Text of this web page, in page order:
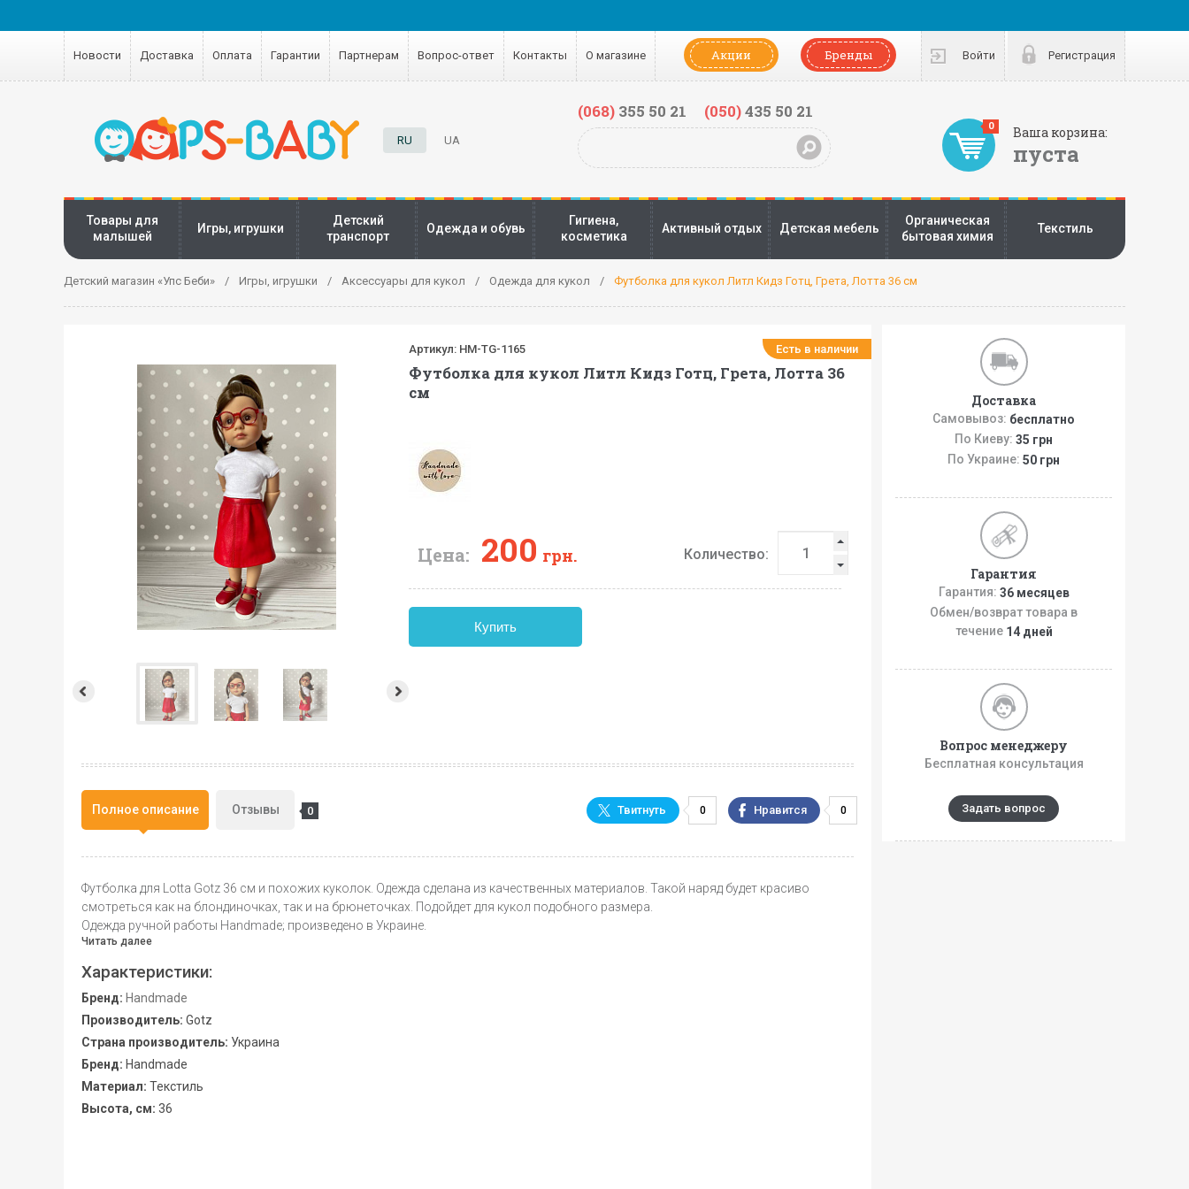
Войти Регистрация
Новости Доставка Оплата Гарантии Партнерам Вопрос-ответ Контакты О магазине Акции Бренды
Ваша корзина:
пуста
0
RU UA
(068)355 50 21 (050)435 50 21
Товары для
малышей
Игры, игрушки
Детский
транспорт
Одежда и обувь
Гигиена,
косметика
Активный отдых Детская мебель
Органическая
бытовая химия
Текстиль
Детский магазин «Упс Беби» Игры, игрушки Аксессуары для кукол Одежда для кукол Футболка для кукол Литл Кидз Готц, Грета, Лотта 36 см
Артикул: HM-TG-1165 Есть в наличии
Футболка для кукол Литл Кидз Готц, Грета, Лотта 36
см
Цена: 200 грн. Количество:
Купить
Полное описание Отзывы 0 0 0
Футболка для Lotta Gotz 36 см и похожих куколок. Одежда сделана из качественных материалов. Такой наряд будет красиво
смотреться как на блондиночках, так и на брюнеточках. Подойдет для кукол подобного размера.
Одежда ручной работы Handmade; произведено в Украине.
Читать далее
Характеристики:
Бренд: Handmade
Производитель: Gotz
Страна производитель: Украина
Бренд: Handmade
Материал: Текстиль
Высота, см: 36
Доставка
Самовывоз: бесплатно
По Киеву: 35 грн
По Украине: 50 грн
Гарантия
Гарантия: 36 месяцев
Обмен/возврат товара в
течение 14 дней
Вопрос менеджеру
Бесплатная консультация
Задать вопрос